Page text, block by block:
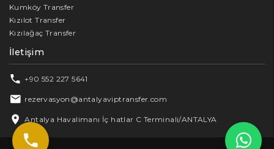
Kumköy Transfer
Kızılot Transfer
Kızılağaç Transfer
İletişim
+90 552 227 5641
rezervasyon@antalyaviptransfer.com
Antalya Havalimanı İç hatlar C Terminali/ANTALYA